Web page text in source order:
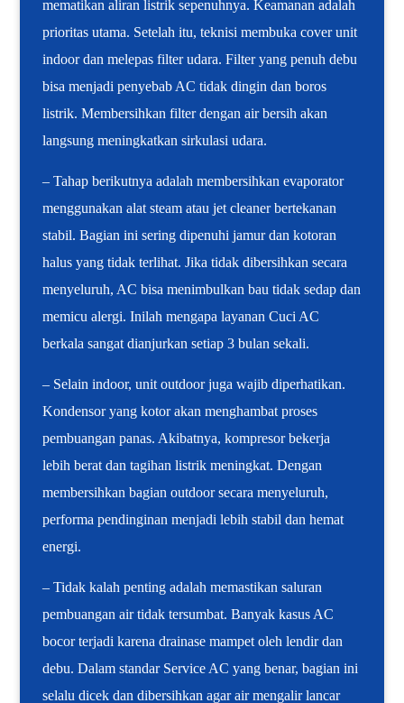
mematikan aliran listrik sepenuhnya. Keamanan adalah
prioritas utama. Setelah itu, teknisi membuka cover unit
indoor dan melepas filter udara. Filter yang penuh debu
bisa menjadi penyebab AC tidak dingin dan boros
listrik. Membersihkan filter dengan air bersih akan
langsung meningkatkan sirkulasi udara.
– Tahap berikutnya adalah membersihkan evaporator
menggunakan alat steam atau jet cleaner bertekanan
stabil. Bagian ini sering dipenuhi jamur dan kotoran
halus yang tidak terlihat. Jika tidak dibersihkan secara
menyeluruh, AC bisa menimbulkan bau tidak sedap dan
memicu alergi. Inilah mengapa layanan Cuci AC
berkala sangat dianjurkan setiap 3 bulan sekali.
– Selain indoor, unit outdoor juga wajib diperhatikan.
Kondensor yang kotor akan menghambat proses
pembuangan panas. Akibatnya, kompresor bekerja
lebih berat dan tagihan listrik meningkat. Dengan
membersihkan bagian outdoor secara menyeluruh,
performa pendinginan menjadi lebih stabil dan hemat
energi.
– Tidak kalah penting adalah memastikan saluran
pembuangan air tidak tersumbat. Banyak kasus AC
bocor terjadi karena drainase mampet oleh lendir dan
debu. Dalam standar Service AC yang benar, bagian ini
selalu dicek dan dibersihkan agar air mengalir lancar